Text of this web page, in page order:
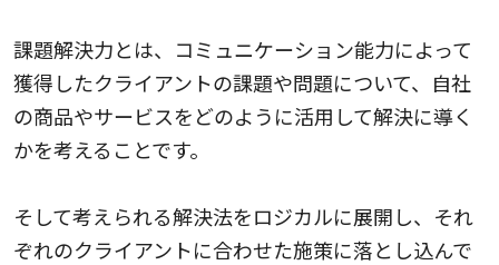
課題解決力とは、コミュニケーション能力によって
獲得したクライアントの課題や問題について、自社
の商品やサービスをどのように活用して解決に導く
かを考えることです。
そして考えられる解決法をロジカルに展開し、それ
ぞれのクライアントに合わせた施策に落とし込んで